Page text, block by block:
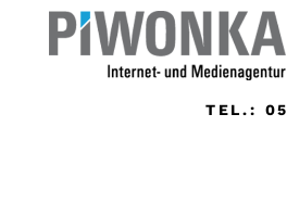
TEL.: